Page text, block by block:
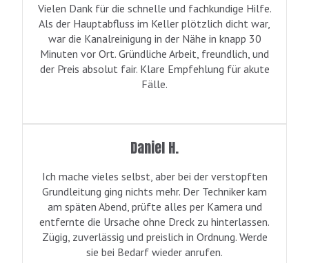
Vielen Dank für die schnelle und fachkundige Hilfe.
Als der Hauptabfluss im Keller plötzlich dicht war,
war die Kanalreinigung in der Nähe in knapp 30
Minuten vor Ort. Gründliche Arbeit, freundlich, und
der Preis absolut fair. Klare Empfehlung für akute
Fälle.
Daniel H.
Ich mache vieles selbst, aber bei der verstopften
Grundleitung ging nichts mehr. Der Techniker kam
am späten Abend, prüfte alles per Kamera und
entfernte die Ursache ohne Dreck zu hinterlassen.
Zügig, zuverlässig und preislich in Ordnung. Werde
sie bei Bedarf wieder anrufen.